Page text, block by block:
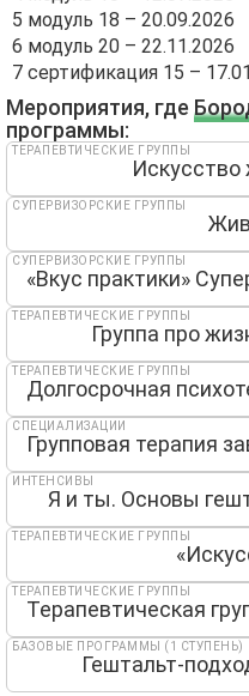
5 модуль 18 – 20.09.2026
6 модуль 20 – 22.11.2026
7 сертификация 15 –
Мероприятия, где
программы:
Искусство
ТЕРАПЕВТИЧЕСКИЕ ГРУППЫ
СУПЕРВИЗОРСКИЕ ГРУППЫ
СУПЕРВИЗОРСКИЕ ГРУППЫ
Группа про
ТЕРАПЕВТИЧЕСКИЕ ГРУППЫ
ТЕРАПЕВТИЧЕСКИЕ ГРУППЫ
СПЕЦИАЛИЗАЦИИ
Я и ты. Основы
ИНТЕНСИВЫ
ТЕРАПЕВТИЧЕСКИЕ ГРУППЫ
ТЕРАПЕВТИЧЕСКИЕ ГРУППЫ
Гештальт-
БАЗОВЫЕ ПРОГРАММЫ (1 СТУПЕНЬ)